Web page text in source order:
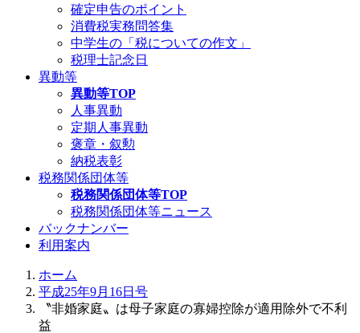
確定申告のポイント
消費税実務問答集
中学生の「税についての作文」
税理士記念日
異動等
異動等TOP
人事異動
定期人事異動
褒章・叙勲
納税表彰
税務関係団体等
税務関係団体等TOP
税務関係団体等ニュース
バックナンバー
利用案内
ホーム
平成25年9月16日号
〝非婚家庭〟は母子家庭の寡婦控除が適用除外で不利
益